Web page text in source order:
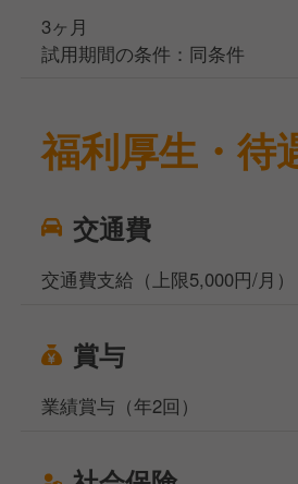
3ヶ月
試用期間の条件：同条件
福利厚生・待
交通費
交通費支給（上限5,000円/月）
賞与
業績賞与（年2回）